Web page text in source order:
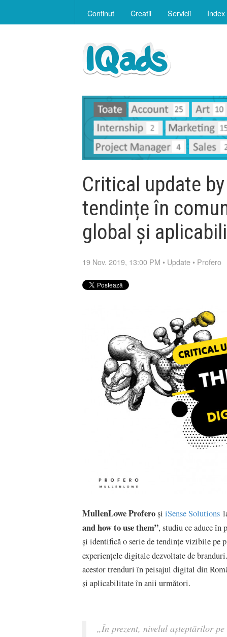
Continut Creatii Servicii Index
Critical update
tendințe în
global și
19 Nov. 2019, 13:00 PM • Update • Profero
MullenLowe Proferoși iSense Solutions
and how to use them”, studiu ce aduce
și identifică o serie de tendințe vizibile pe
experiențele digitale dezvoltate de
acestor trenduri în peisajul digital din
și aplicabilitate în anii următori.
„În prezent, nivelul așteptărilor